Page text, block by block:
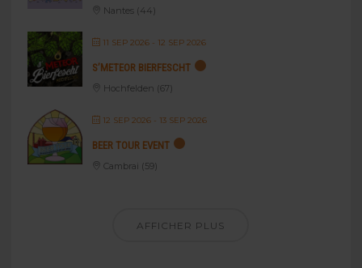
Nantes (44)
11 SEP 2026- 12 SEP 2026
S’METEOR BIERFESCHT
Hochfelden (67)
12 SEP 2026- 13 SEP 2026
BEER TOUR EVENT
Cambrai (59)
AFFICHER PLUS